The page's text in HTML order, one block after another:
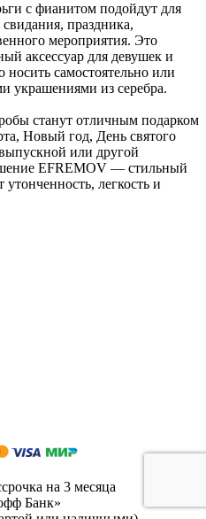
с фианитом подойдут для
праздника,
мероприятия. Это
аксессуар для девушек и
самостоятельно или
украшениями из серебра.
станут отличным подарком
Новый год, День святого
или другой
EFREMOV — стильный
легкость и
на 3 месяца
Банк»